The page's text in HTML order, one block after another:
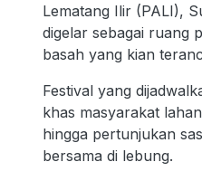
Lematang Ilir (PALI),
digelar sebagai ruang
basah yang kian
Festival yang
khas masyarakat
hingga pertunjukan
bersama di lebung.